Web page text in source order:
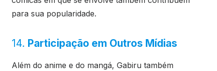
para sua popularidade.
14. Participação em Outros Mídias
Além do anime e do mangá, Gabiru também